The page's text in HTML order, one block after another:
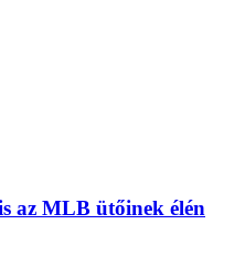
az MLB ütőinek élén